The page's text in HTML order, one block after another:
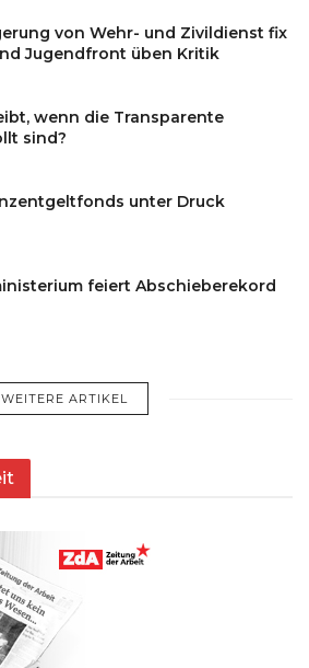
von Wehr- und Zivildienst fix
Jugendfront üben Kritik
wenn die Transparente
sind?
unter Druck
feiert Abschieberekord
WEITERE ARTIKEL